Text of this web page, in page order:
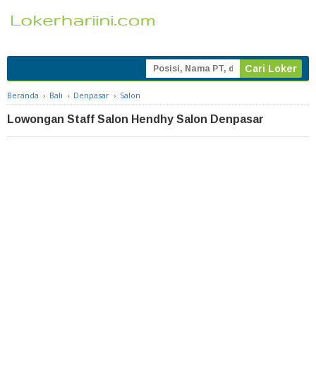
Beranda › Bali › Denpasar › Salon
Lowongan Staff Salon Hendhy Salon Denpasar